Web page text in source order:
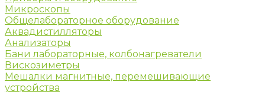
Микроскопы
Общелабораторное оборудование
Аквадистилляторы
Анализаторы
Бани лабораторные, колбонагреватели
Вискозиметры
Мешалки магнитные, перемешивающие
устройства